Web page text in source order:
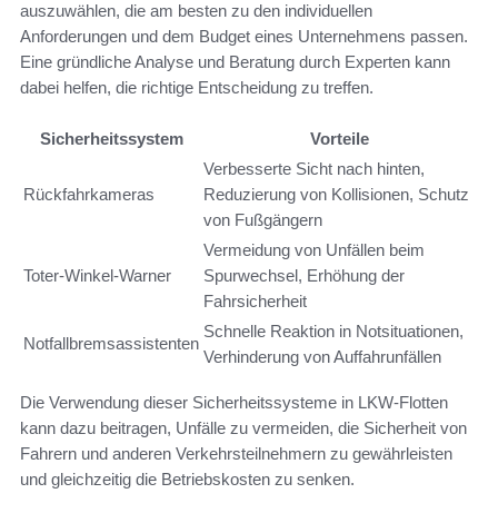
auszuwählen, die am besten zu den individuellen
Anforderungen und dem Budget eines Unternehmens passen.
Eine gründliche Analyse und Beratung durch Experten kann
dabei helfen, die richtige Entscheidung zu treffen.
Sicherheitssystem Vorteile
Rückfahrkameras
Verbesserte Sicht nach hinten,
Reduzierung von Kollisionen, Schutz
von Fußgängern
Toter-Winkel-Warner
Vermeidung von Unfällen beim
Spurwechsel, Erhöhung der
Fahrsicherheit
Notfallbremsassistenten
Schnelle Reaktion in Notsituationen,
Verhinderung von Auffahrunfällen
Die Verwendung dieser Sicherheitssysteme in LKW-Flotten
kann dazu beitragen, Unfälle zu vermeiden, die Sicherheit von
Fahrern und anderen Verkehrsteilnehmern zu gewährleisten
und gleichzeitig die Betriebskosten zu senken.